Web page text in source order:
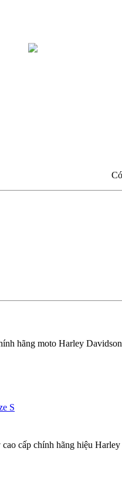
hãng moto Harley
S
cấp chính hãng hiệu